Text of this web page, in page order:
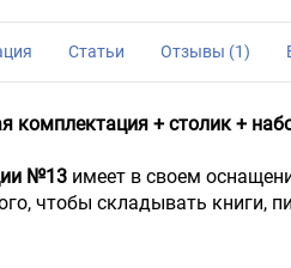
Статьи Отзывы (1)
комплектация + столик +
№13 имеет в своем
чтобы складывать книги,